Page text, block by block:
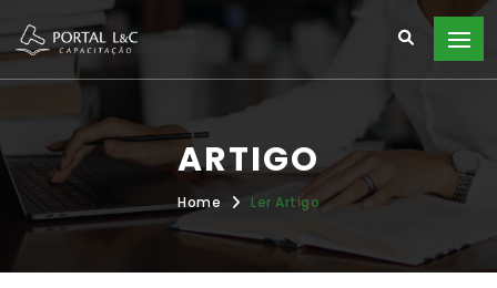
ARTIGO
Home Ler Artigo